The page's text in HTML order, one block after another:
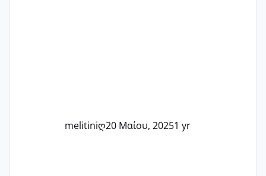
melitiniღ20 Μαίου, 20251 yr